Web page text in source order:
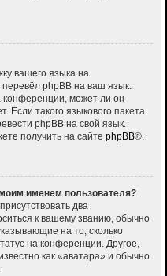
вашего языка на
phpBB на ваш язык.
конференции, может ли он
Если такого языкового пакета
phpBB на свой язык.
получить на сайте phpBB®.
именем пользователя?
два
к вашему званию, обычно
на то, сколько
на конференции. Другое,
как «аватара» и обычно